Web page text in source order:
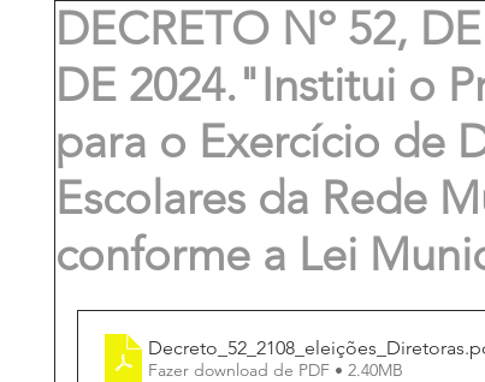
DECRETO Nº 52,
DE 2024."Institui o
para o Exercício de
Escolares da Rede
conforme a Lei
Decreto_52_2108_eleições_Diretoras
Fazer download de PDF • 2.40MB